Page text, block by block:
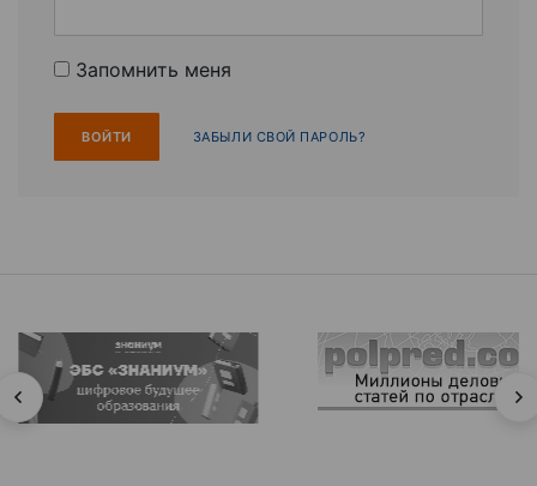
Запомнить меня
ЗАБЫЛИ СВОЙ ПАРОЛЬ?